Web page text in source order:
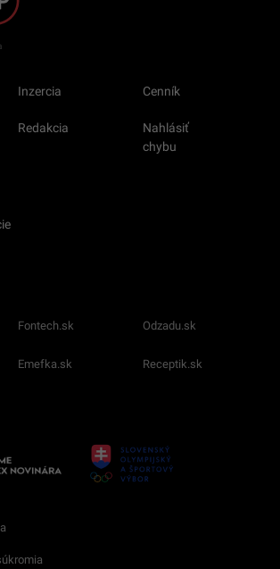
Inzercia Cenník
Redakcia
Nahlásiť
chybu
Fontech.sk Odzadu.sk
Emefka.sk Receptik.sk